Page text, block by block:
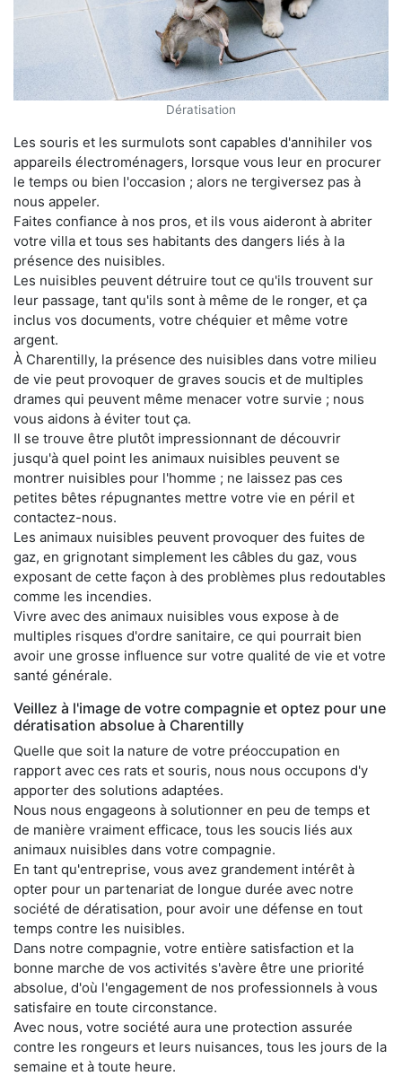
Dératisation
Les souris et les surmulots sont capables d'annihiler vos
appareils électroménagers, lorsque vous leur en procurer
le temps ou bien l'occasion ; alors ne tergiversez pas à
nous appeler.
Faites confiance à nos pros, et ils vous aideront à abriter
votre villa et tous ses habitants des dangers liés à la
présence des nuisibles.
Les nuisibles peuvent détruire tout ce qu'ils trouvent sur
leur passage, tant qu'ils sont à même de le ronger, et ça
inclus vos documents, votre chéquier et même votre
argent.
À Charentilly, la présence des nuisibles dans votre milieu
de vie peut provoquer de graves soucis et de multiples
drames qui peuvent même menacer votre survie ; nous
vous aidons à éviter tout ça.
Il se trouve être plutôt impressionnant de découvrir
jusqu'à quel point les animaux nuisibles peuvent se
montrer nuisibles pour l'homme ; ne laissez pas ces
petites bêtes répugnantes mettre votre vie en péril et
contactez-nous.
Les animaux nuisibles peuvent provoquer des fuites de
gaz, en grignotant simplement les câbles du gaz, vous
exposant de cette façon à des problèmes plus redoutables
comme les incendies.
Vivre avec des animaux nuisibles vous expose à de
multiples risques d'ordre sanitaire, ce qui pourrait bien
avoir une grosse influence sur votre qualité de vie et votre
santé générale.
Veillez à l'image de votre compagnie et optez pour une
dératisation absolue à Charentilly
Quelle que soit la nature de votre préoccupation en
rapport avec ces rats et souris, nous nous occupons d'y
apporter des solutions adaptées.
Nous nous engageons à solutionner en peu de temps et
de manière vraiment efficace, tous les soucis liés aux
animaux nuisibles dans votre compagnie.
En tant qu'entreprise, vous avez grandement intérêt à
opter pour un partenariat de longue durée avec notre
société de dératisation, pour avoir une défense en tout
temps contre les nuisibles.
Dans notre compagnie, votre entière satisfaction et la
bonne marche de vos activités s'avère être une priorité
absolue, d'où l'engagement de nos professionnels à vous
satisfaire en toute circonstance.
Avec nous, votre société aura une protection assurée
contre les rongeurs et leurs nuisances, tous les jours de la
semaine et à toute heure.